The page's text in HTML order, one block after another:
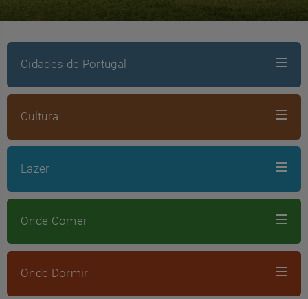
Cidades de Portugal
Cultura
Lazer
Onde Comer
Onde Dormir